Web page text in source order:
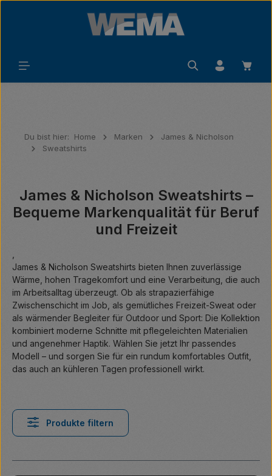
Zum Hauptinhalt springen
Du bist hier: Home Marken
James & Nicholson
Sweatshirts
James & Nicholson Sweatshirts –
Bequeme Markenqualität für Beruf
und Freizeit
James & Nicholson Sweatshirts bieten Ihnen zuverlässige
Wärme, hohen Tragekomfort und eine Verarbeitung, die auch
im Arbeitsalltag überzeugt. Ob als strapazierfähige
Zwischenschicht im Job, als gemütliches Freizeit-Sweat oder
als wärmender Begleiter für Outdoor und Sport: Die Kollektion
kombiniert moderne Schnitte mit pflegeleichten Materialien
und angenehmer Haptik. Wählen Sie jetzt Ihr passendes
Modell – und sorgen Sie für ein rundum komfortables Outfit,
das auch an kühleren Tagen professionell wirkt.
Produkte filtern